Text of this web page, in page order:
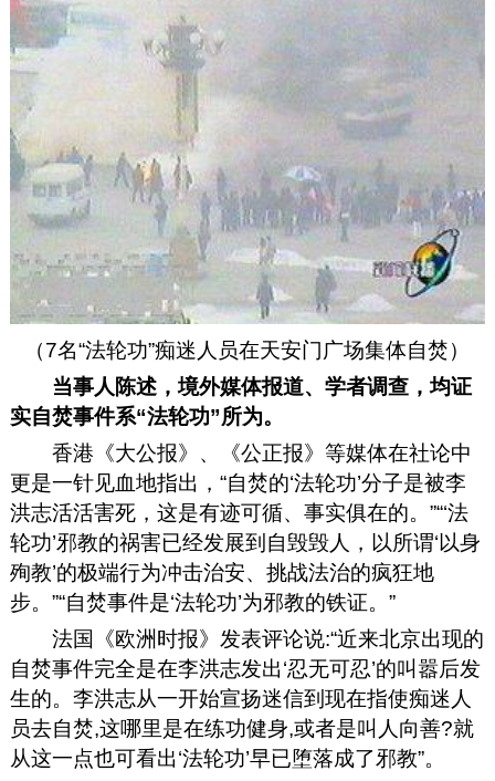
（7名“法轮功”痴迷人员在天安门广场集体自焚）
当事人陈述，境外媒体报道、学者调查，均证
实自焚事件系“法轮功”所为。
香港《大公报》、《公正报》等媒体在社论中
更是一针见血地指出，“自焚的‘法轮功’分子是被李
洪志活活害死，这是有迹可循、事实俱在的。”“‘法
轮功’邪教的祸害已经发展到自毁毁人，以所谓‘以身
殉教’的极端行为冲击治安、挑战法治的疯狂地
步。”“自焚事件是‘法轮功’为邪教的铁证。”
法国《欧洲时报》发表评论说:“近来北京出现的
自焚事件完全是在李洪志发出‘忍无可忍’的叫嚣后发
生的。李洪志从一开始宣扬迷信到现在指使痴迷人
员去自焚,这哪里是在练功健身,或者是叫人向善?就
从这一点也可看出‘法轮功’早已堕落成了邪教”。